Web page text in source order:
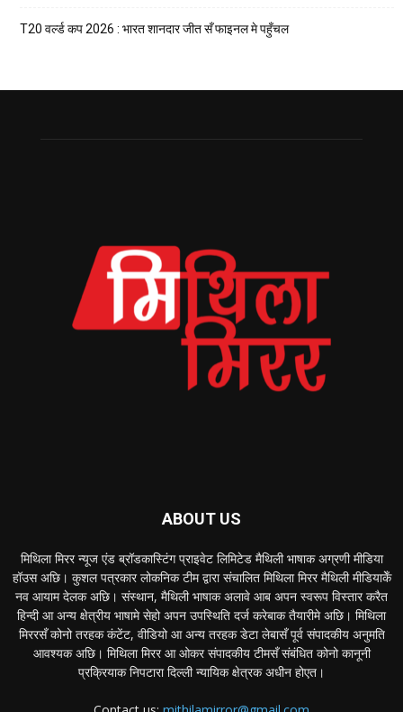
T20 वर्ल्ड कप 2026 : भारत शानदार जीत सँ फाइनल मे पहुँचल
ABOUT US
मिथिला मिरर न्यूज एंड ब्रॉडकास्टिंग प्राइवेट लिमिटेड मैथिली भाषाक अग्रणी मीडिया
हॉउस अछि। कुशल पत्रकार लोकनिक टीम द्वारा संचालित मिथिला मिरर मैथिली मीडियाकेँ
नव आयाम देलक अछि। संस्थान, मैथिली भाषाक अलावे आब अपन स्वरूप विस्तार करैत
हिन्दी आ अन्य क्षेत्रीय भाषामे सेहो अपन उपस्थिति दर्ज करेबाक तैयारीमे अछि। मिथिला
मिररसँ कोनो तरहक कंटेंट, वीडियो आ अन्य तरहक डेटा लेबासँ पूर्व संपादकीय अनुमति
आवश्यक अछि। मिथिला मिरर आ ओकर संपादकीय टीमसँ संबंधित कोनो कानूनी
प्रक्रियाक निपटारा दिल्ली न्यायिक क्षेत्रक अधीन होएत।